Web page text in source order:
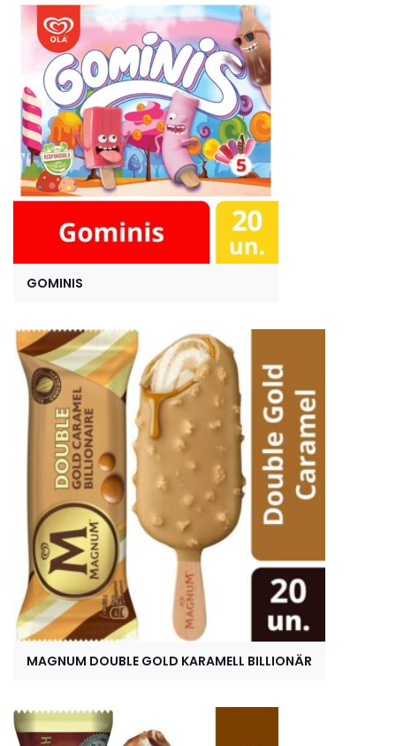
GOMINIS
MAGNUM DOUBLE GOLD KARAMELL BILLIONÄR